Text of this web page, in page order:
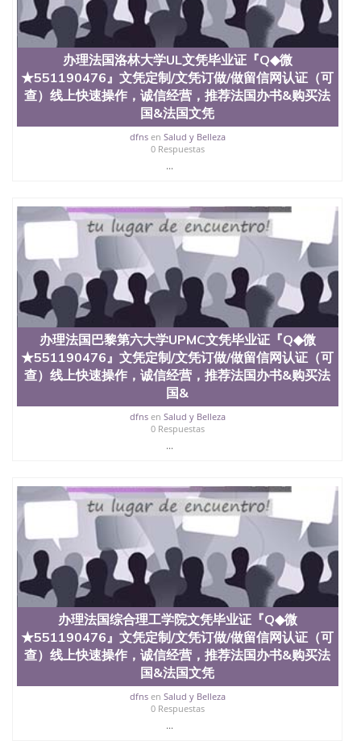
交时间，公司人员陪同客户本人一起去留服递交材
料； 5、等待结果，完成结果书留服直接邮寄给客户
6、客户确认收到结果，付余款。 我们对海外大学及
学院的毕业证成绩单所使用的材料，尺寸大小，防伪
结构（包括：水印，阴影底纹，钢印LOGO烫金烫
银，LOGO烫金烫银复合重叠。 文字图案浮雕，激光
镭射，紫外荧光，温感，复印防伪）都有原版本文凭
对照。质量得到了广大海外客户群体的认可，同时和
海外学校留学中介， 同时能做到与时俱进，及时掌握
各大院校的（毕业证，成绩单，资格证，学生卡，结
业证，录取通知书，在读证明等相关材料）的版本更
原版实物，以求达到客户的需求。 我们的优势： 我
们在保证合理定价的同时，坚持较高性价比，通过品
质和效率不断优化，为您倾情诠释什么是高性价比。
咨询顾问：Sam q/微信:551190476 Q/微
信:551190476办理毕业证成绩单、教育部认证,录取通
知书，雅思，留学回国证明.
公司专业制作、办理、仿制、成绩单文凭、改成绩、
教育部学历学位认证、毕业证、成绩单、文凭、学历
文凭、假文凭假毕业证假学历书制作、假制作、办
理、仿制学位证书、毕业证文凭、文凭毕业证、毕业
证认证、留服认证、使馆认证、使馆证明、使馆留学
回国人员证明、留学生认证、学历认证、文凭认证学
位认证、留学生学历认证、留学生学位认证、英国文
凭学历、美国文凭学历、澳洲文凭学历、加拿大文凭
University）圣何塞州立大学毕业证（San Jose State
University）圣何塞州立大学成绩单（San Jose State
University）圣何塞州立大学成绩单（ San Jose State
University）圣何塞州立大学成绩单（San Jose State
University）成绩单圣何塞州立大学文凭（San Jose
State University）圣何塞州立大学（San Jose State
University）圣何塞州立大学（San Jose State
University）圣何塞州立大学（ San Jose State
University）圣何塞州立大学（San Jose State
University）圣何塞州立大学文凭（San Jose State
University）圣何塞州立大学文凭（San Jose State
University）文凭圣何塞州立大学文凭（San Jose
State University）圣何塞州立大学学历（ San Jose
State University）圣何塞州立大学学历（San Jose
State University）圣何塞州立大学学历（San Jose
State University）圣 塞州立大学学历（San Jose
State University）圣何塞州立大学（San Jose State
办理法国洛林大学UL文凭毕业证『Q◆微
★551190476』文凭定制/文凭订做/做留信网认证（可
查）线上快速操作，诚信经营，推荐法国办书&购买法
国&法国文凭
dfnsen Salud y Belleza
0 Respuestas
...
办理法国巴黎第六大学UPMC文凭毕业证『Q◆微
★551190476』文凭定制/文凭订做/做留信网认证（可
查）线上快速操作，诚信经营，推荐法国办书&购买法
国&
dfnsen Salud y Belleza
0 Respuestas
...
办理法国综合理工学院文凭毕业证『Q◆微
★551190476』文凭定制/文凭订做/做留信网认证（可
查）线上快速操作，诚信经营，推荐法国办书&购买法
国&法国文凭
dfnsen Salud y Belleza
0 Respuestas
...